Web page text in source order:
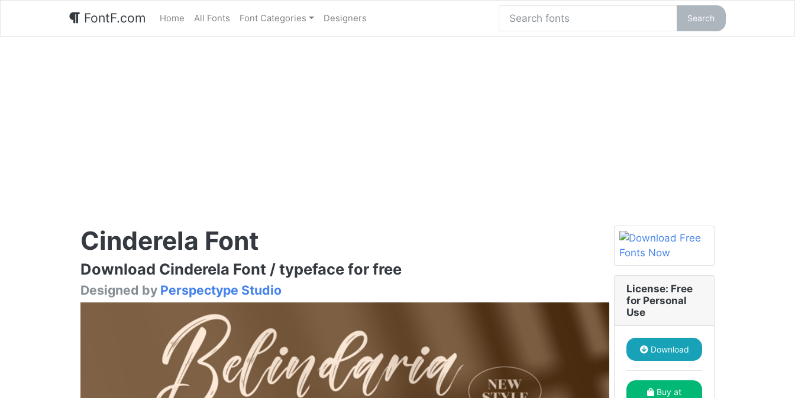
FontF.com Home All Fonts Font Categories Designers Search
Cinderela Font
Download Cinderela Font / typeface for free
Designed by Perspectype Studio
License: Free
for Personal
Use
Download
Buy at